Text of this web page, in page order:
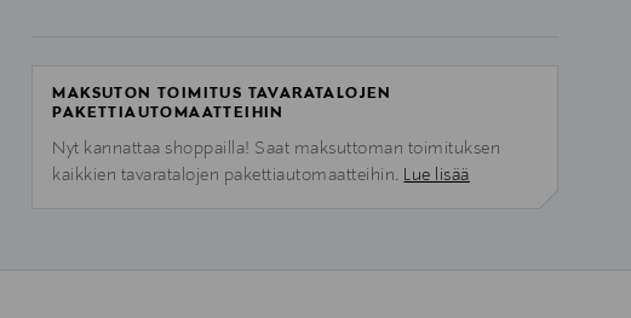
MAKSUTON TOIMITUS TAVARATALOJEN
PAKETTIAUTOMAATTEIHIN
Nyt kannattaa shoppailla! Saat maksuttoman toimituksen
kaikkien tavaratalojen pakettiautomaatteihin. Lue lisää